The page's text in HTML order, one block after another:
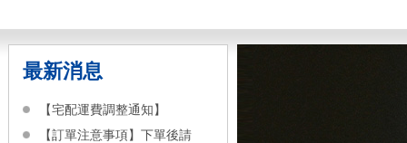
最新消息
【宅配運費調整通知】
【訂單注意事項】下單後請